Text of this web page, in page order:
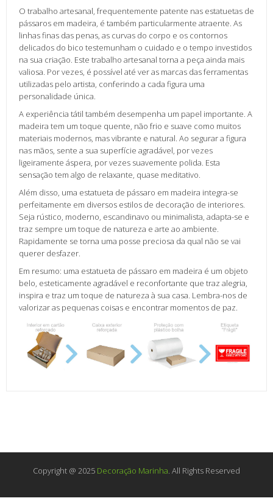
O trabalho artesanal, frequentemente patente nas estatuetas de
pássaros em madeira, é também particularmente atraente. As
linhas finas das penas, as curvas do corpo e os contornos
delicados do bico testemunham o cuidado e o tempo investidos
na sua criação. Este trabalho artesanal torna a peça ainda mais
valiosa. Por vezes, é possível até ver as marcas das ferramentas
utilizadas pelo artista, conferindo a cada figura uma
personalidade única.
A experiência tátil também desempenha um papel importante. A
madeira tem um toque quente, não frio e suave como muitos
materiais modernos, mas vibrante e natural. Ao segurar a figura
nas mãos, sente a sua superfície agradável, por vezes
ligeiramente áspera, por vezes suavemente polida. Esta
sensação tem algo de relaxante, quase meditativo.
Além disso, uma estatueta de pássaro em madeira integra-se
perfeitamente em diversos estilos de decoração de interiores.
Seja rústico, moderno, escandinavo ou minimalista, adapta-se e
traz sempre um toque de natureza e arte ao ambiente.
Rapidamente se torna uma posse preciosa da qual não se vai
querer desfazer.
Em resumo: uma estatueta de pássaro em madeira é um objeto
belo, esteticamente agradável e reconfortante que traz alegria,
inspira e traz um toque de natureza à sua casa. Lembra-nos de
valorizar as pequenas coisas e encontrar momentos de paz.
Copyright @ 2025 Decoração Marinha. All Rights Reserved